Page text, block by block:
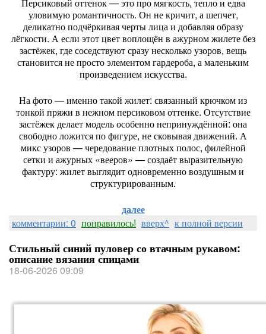
уловимую романтичность. Он не кричит, а шепчет,
деликатно подчёркивая черты лица и добавляя образу
лёгкости. А если этот цвет воплощён в ажурном жилете без
застёжек, где соседствуют сразу несколько узоров, вещь
становится не просто элементом гардероба, а маленьким
произведением искусства.
На фото — именно такой жилет: связанный крючком из
тонкой пряжи в нежном персиковом оттенке. Отсутствие
застёжек делает модель особенно непринуждённой: она
свободно ложится по фигуре, не сковывая движений. А
микс узоров — чередование плотных полос, филейной
сетки и ажурных «вееров» — создаёт выразительную
фактуру: жилет выглядит одновременно воздушным и
структурированным.
далее
комментарии: 0 понравилось! вверх^ к полной версии
Стильный синий пуловер со втачным рукавом:
описание вязания спицами
18-06-2026 09:09